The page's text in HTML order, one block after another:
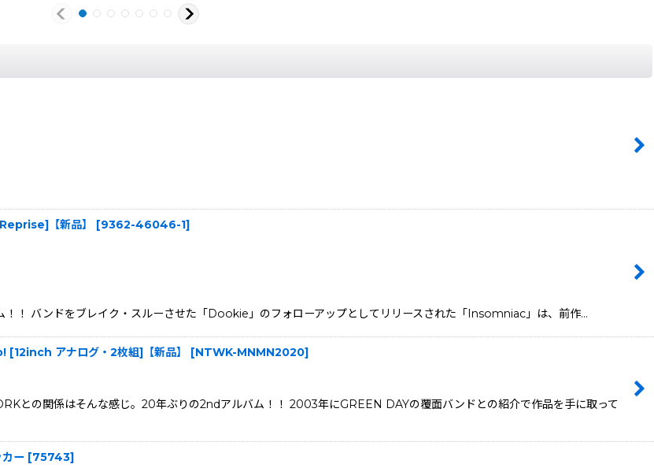
【新品】 [9362-46046-1]
！ バンドをブレイク・スルーさせた「Dookie」のフォローアップとしてリリースされた「Insomniac」は、前作…
アナログ・2枚組]【新品】 [NTWK-MNMN2020]
との関係はそんな感じ。20年ぶりの2ndアルバム！！ 2003年にGREEN DAYの覆面バンドとの紹介で作品を手に取って
ー [75743]